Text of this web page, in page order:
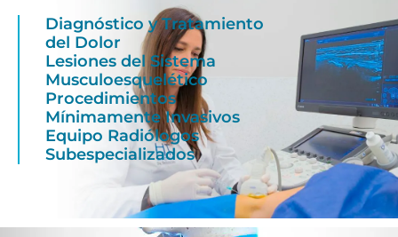
Diagnóstico y Tratamiento
del Dolor
Lesiones del Sistema
Musculoesquelético
Procedimientos
Mínimamente Invasivos
Equipo Radiólogos
Subespecializados